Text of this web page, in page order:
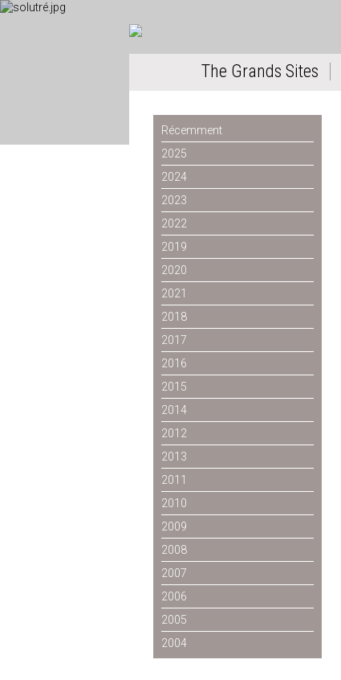
The Grands Sites
Récemment
2025
2024
2023
2022
2019
2020
2021
2018
2017
2016
2015
2014
2012
2013
2011
2010
2009
2008
2007
2006
2005
2004